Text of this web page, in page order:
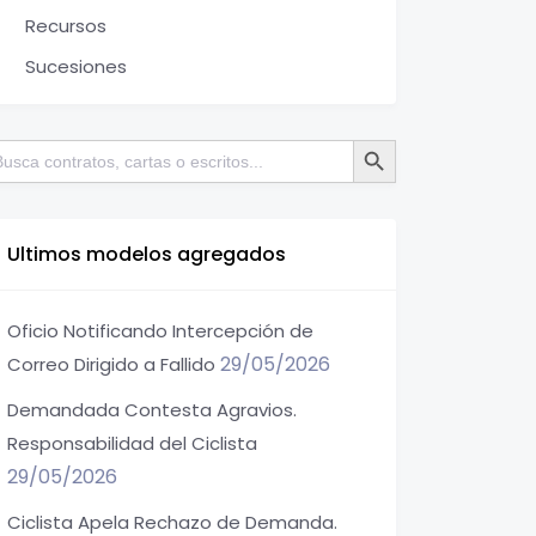
Recursos
Sucesiones
Botón de búsqueda
Ultimos modelos agregados
Oficio Notificando Intercepción de
Correo Dirigido a Fallido 29/05/2026
Demandada Contesta Agravios.
Responsabilidad del Ciclista
29/05/2026
Ciclista Apela Rechazo de Demanda.